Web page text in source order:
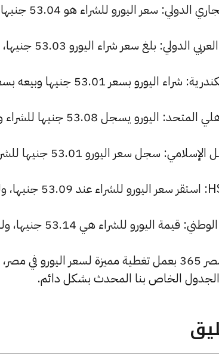
سعر اليورو للشراء هو 53.04 جنيها، وللبيع 53.50 جنيها.
بلغ سعر شراء اليورو 53.03 جنيها، وسعر البيع 53.49 جنيها.
اليورو بسعر 53.01 جنيها وبيعه بسعر 53.49 جنيها.
اليورو يسجل 53.08 جنيها للشراء و 53.54 جنيها للبيع.
سجل سعر اليورو 53.01 جنيها للشراء و 53.47 للبيع.
اليورو للشراء هي 53.14 جنيها، وللبيع 53.46 جنيها.
على صفحة
الخاص بنا المحدث بشكل دائم.